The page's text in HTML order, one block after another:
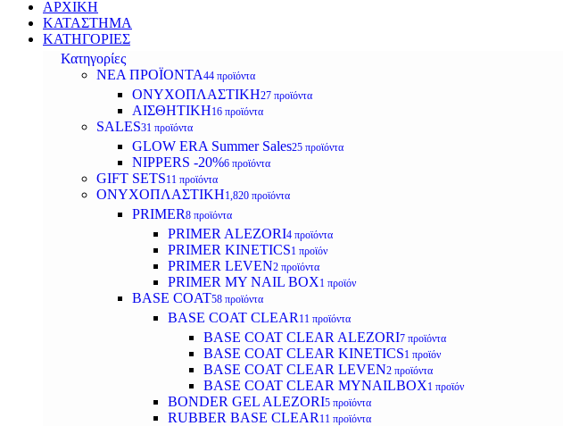
ΑΡΧΙΚΗ
ΚΑΤΑΣΤΗΜΑ
ΚΑΤΗΓΟΡΙΕΣ
Κατηγορίες
ΝΕΑ ΠΡΟΪΟΝΤΑ44 προϊόντα
ΟΝΥΧΟΠΛΑΣΤΙΚΗ27 προϊόντα
ΑΙΣΘΗΤΙΚΗ16 προϊόντα
SALES31 προϊόντα
GLOW ERA Summer Sales25 προϊόντα
NIPPERS -20%6 προϊόντα
GIFT SETS11 προϊόντα
ΟΝΥΧΟΠΛΑΣΤΙΚΗ1,820 προϊόντα
PRIMER8 προϊόντα
PRIMER ALEZORI4 προϊόντα
PRIMER KINETICS1 προϊόν
PRIMER LEVEN2 προϊόντα
PRIMER MY NAIL BOX1 προϊόν
BASE COAT58 προϊόντα
BASE COAT CLEAR 11 προϊόντα
BASE COAT CLEAR ALEZORI7 προϊόντα
BASE COAT CLEAR KINETICS1 προϊόν
BASE COAT CLEAR LEVEN2 προϊόντα
BASE COAT CLEAR MYNAILBOX1 προϊόν
BONDER GEL ALEZORI5 προϊόντα
RUBBER BASE CLEAR 11 προϊόντα